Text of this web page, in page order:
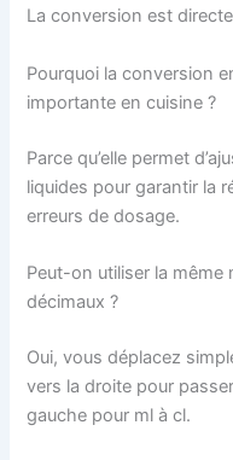
La conversion est
Pourquoi la conversion
importante en cuisine ?
Parce qu’elle permet
liquides pour garantir la
erreurs de dosage.
Peut-on utiliser la
décimaux ?
Oui, vous déplacez
vers la droite pour
gauche pour ml à cl.